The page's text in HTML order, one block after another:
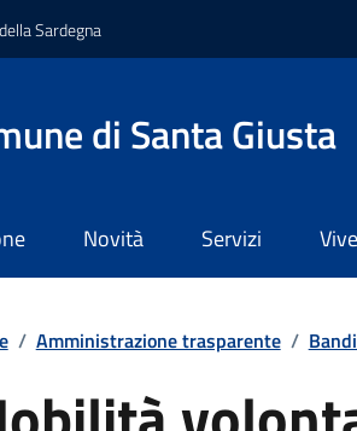
Sardegna
di Santa Giusta
Novità Servizi
/ Amministrazione trasparente /